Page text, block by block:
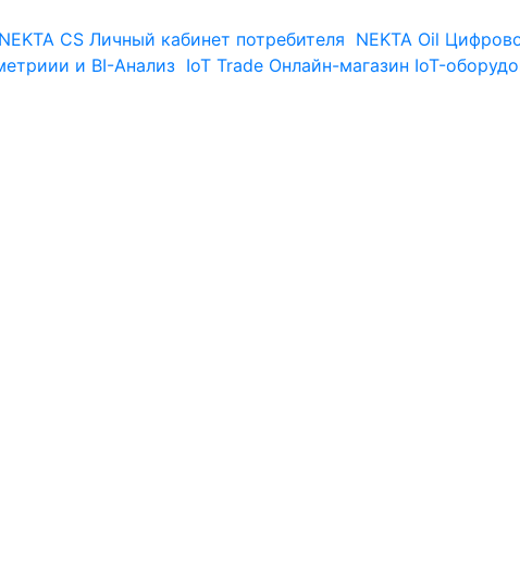
NEKTA CS Личный кабинет потребителя NEKTA Oil
и BI-Анализ IoT Trade Онлайн-магазин IoT-